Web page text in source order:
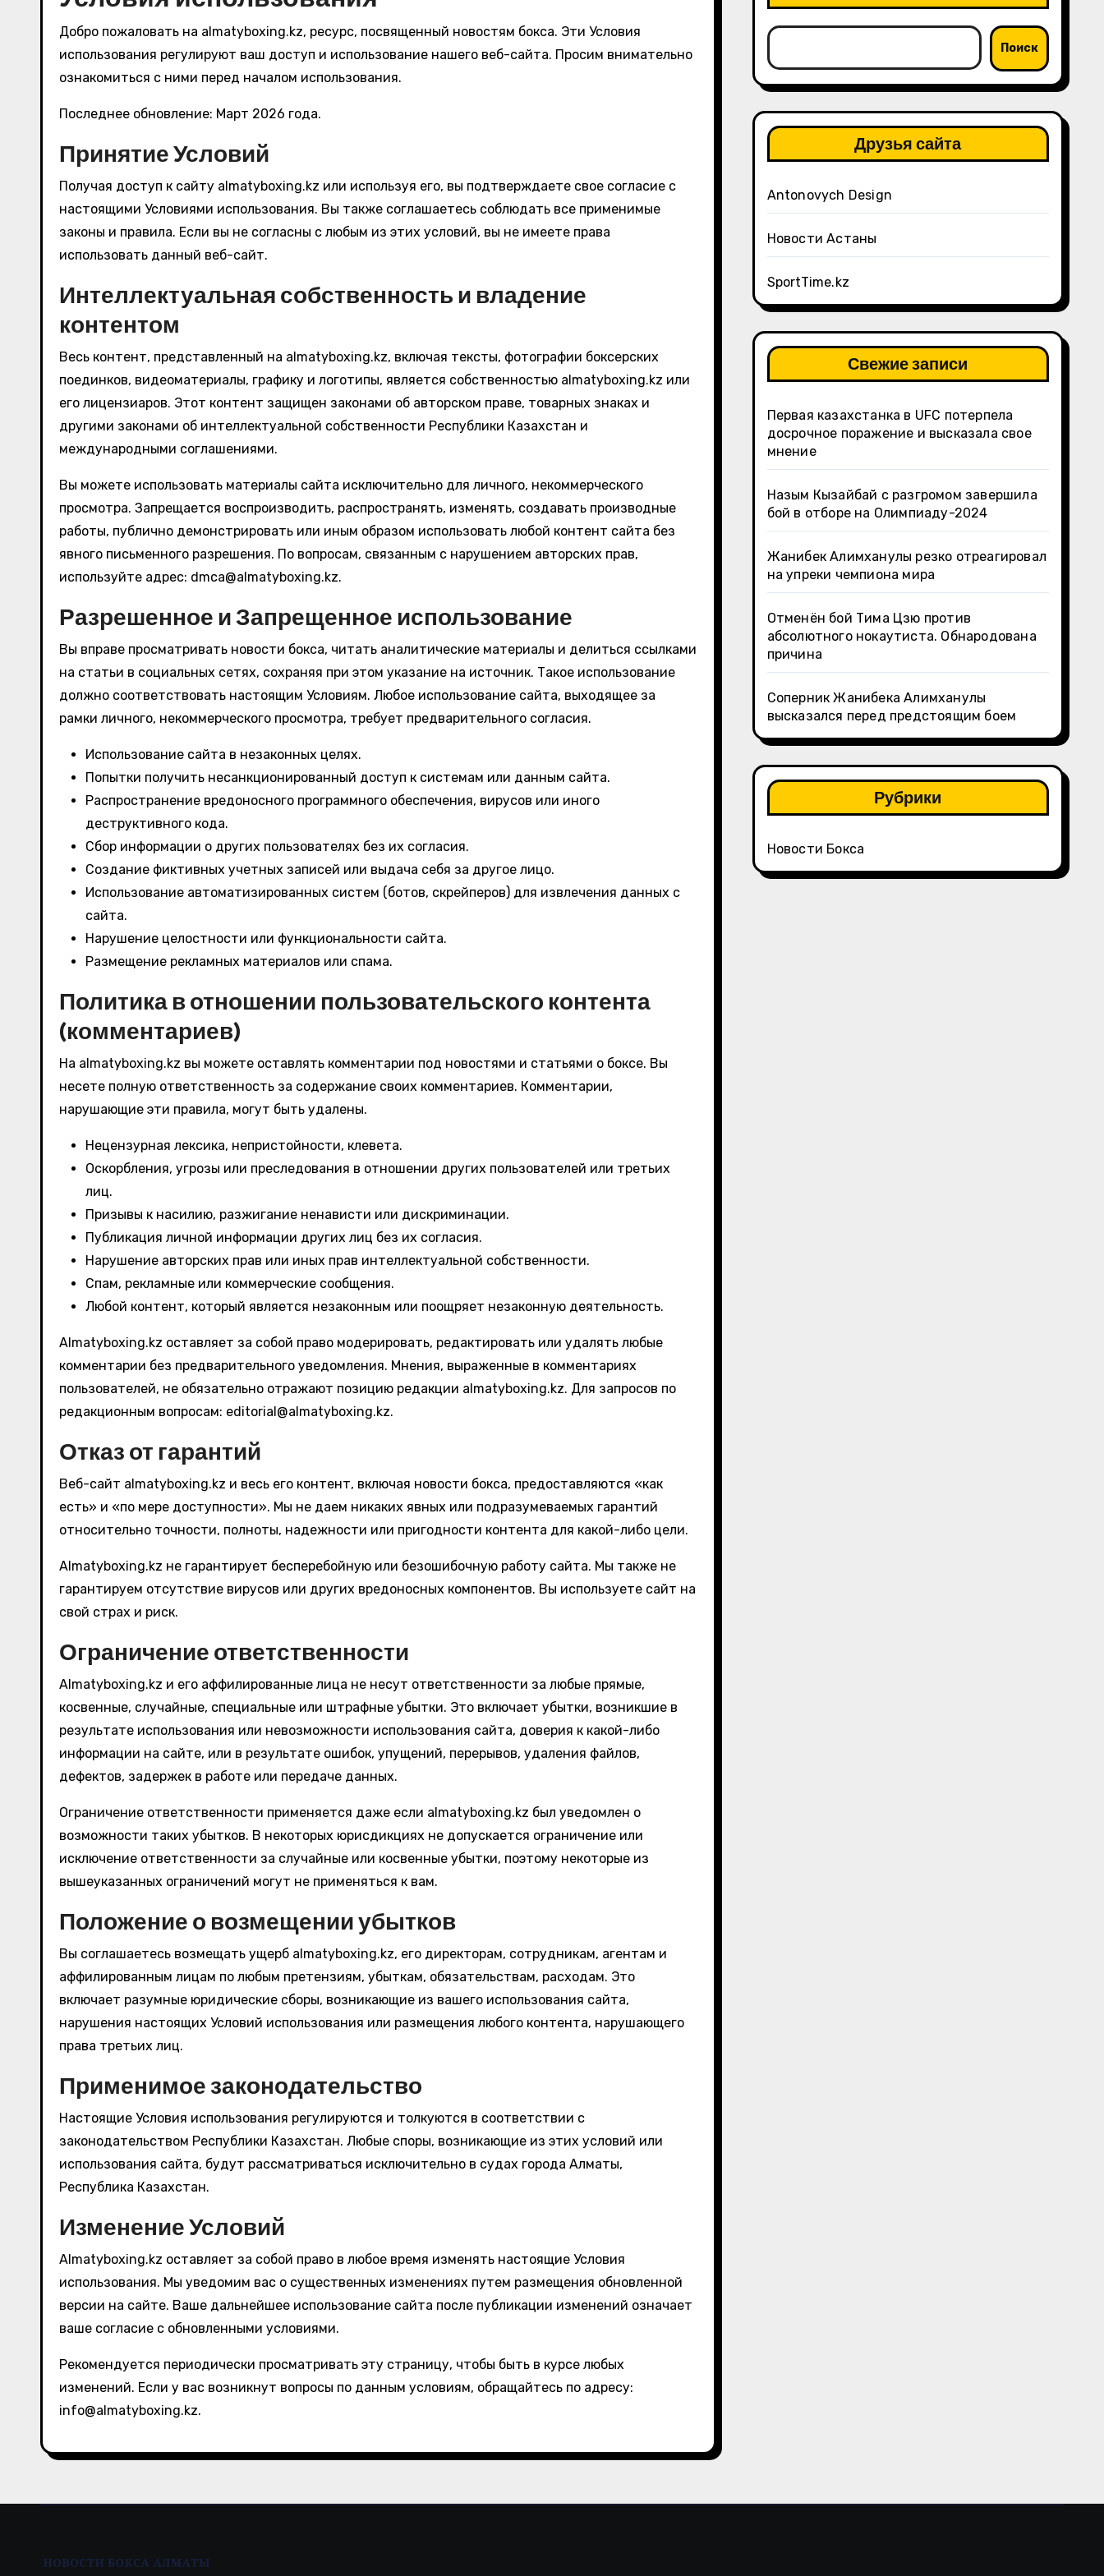
Добро пожаловать на almatyboxing.kz, ресурс, посвященный новостям бокса. Эти Условия
использования регулируют ваш доступ и использование нашего веб-сайта. Просим внимательно
ознакомиться с ними перед началом использования.
Последнее обновление: Март 2026 года.
Принятие Условий
Получая доступ к сайту almatyboxing.kz или используя его, вы подтверждаете свое согласие с
настоящими Условиями использования. Вы также соглашаетесь соблюдать все применимые
законы и правила. Если вы не согласны с любым из этих условий, вы не имеете права
использовать данный веб-сайт.
Интеллектуальная собственность и владение
контентом
Весь контент, представленный на almatyboxing.kz, включая тексты, фотографии боксерских
поединков, видеоматериалы, графику и логотипы, является собственностью almatyboxing.kz или
его лицензиаров. Этот контент защищен законами об авторском праве, товарных знаках и
другими законами об интеллектуальной собственности Республики Казахстан и
международными соглашениями.
Вы можете использовать материалы сайта исключительно для личного, некоммерческого
просмотра. Запрещается воспроизводить, распространять, изменять, создавать производные
работы, публично демонстрировать или иным образом использовать любой контент сайта без
явного письменного разрешения. По вопросам, связанным с нарушением авторских прав,
используйте адрес: dmca@almatyboxing.kz.
Разрешенное и Запрещенное использование
Вы вправе просматривать новости бокса, читать аналитические материалы и делиться ссылками
на статьи в социальных сетях, сохраняя при этом указание на источник. Такое использование
должно соответствовать настоящим Условиям. Любое использование сайта, выходящее за
рамки личного, некоммерческого просмотра, требует предварительного согласия.
Использование сайта в незаконных целях.
Попытки получить несанкционированный доступ к системам или данным сайта.
Распространение вредоносного программного обеспечения, вирусов или иного
деструктивного кода.
Сбор информации о других пользователях без их согласия.
Создание фиктивных учетных записей или выдача себя за другое лицо.
Использование автоматизированных систем (ботов, скрейперов) для извлечения данных с
сайта.
Нарушение целостности или функциональности сайта.
Размещение рекламных материалов или спама.
Политика в отношении пользовательского контента
(комментариев)
На almatyboxing.kz вы можете оставлять комментарии под новостями и статьями о боксе. Вы
несете полную ответственность за содержание своих комментариев. Комментарии,
нарушающие эти правила, могут быть удалены.
Нецензурная лексика, непристойности, клевета.
Оскорбления, угрозы или преследования в отношении других пользователей или третьих
лиц.
Призывы к насилию, разжигание ненависти или дискриминации.
Публикация личной информации других лиц без их согласия.
Нарушение авторских прав или иных прав интеллектуальной собственности.
Спам, рекламные или коммерческие сообщения.
Любой контент, который является незаконным или поощряет незаконную деятельность.
Almatyboxing.kz оставляет за собой право модерировать, редактировать или удалять любые
комментарии без предварительного уведомления. Мнения, выраженные в комментариях
пользователей, не обязательно отражают позицию редакции almatyboxing.kz. Для запросов по
редакционным вопросам: editorial@almatyboxing.kz.
Отказ от гарантий
Веб-сайт almatyboxing.kz и весь его контент, включая новости бокса, предоставляются «как
есть» и «по мере доступности». Мы не даем никаких явных или подразумеваемых гарантий
относительно точности, полноты, надежности или пригодности контента для какой-либо цели.
Almatyboxing.kz не гарантирует бесперебойную или безошибочную работу сайта. Мы также не
гарантируем отсутствие вирусов или других вредоносных компонентов. Вы используете сайт на
свой страх и риск.
Ограничение ответственности
Almatyboxing.kz и его аффилированные лица не несут ответственности за любые прямые,
косвенные, случайные, специальные или штрафные убытки. Это включает убытки, возникшие в
результате использования или невозможности использования сайта, доверия к какой-либо
информации на сайте, или в результате ошибок, упущений, перерывов, удаления файлов,
дефектов, задержек в работе или передаче данных.
Ограничение ответственности применяется даже если almatyboxing.kz был уведомлен о
возможности таких убытков. В некоторых юрисдикциях не допускается ограничение или
исключение ответственности за случайные или косвенные убытки, поэтому некоторые из
вышеуказанных ограничений могут не применяться к вам.
Положение о возмещении убытков
Вы соглашаетесь возмещать ущерб almatyboxing.kz, его директорам, сотрудникам, агентам и
аффилированным лицам по любым претензиям, убыткам, обязательствам, расходам. Это
включает разумные юридические сборы, возникающие из вашего использования сайта,
нарушения настоящих Условий использования или размещения любого контента, нарушающего
права третьих лиц.
Применимое законодательство
Настоящие Условия использования регулируются и толкуются в соответствии с
законодательством Республики Казахстан. Любые споры, возникающие из этих условий или
использования сайта, будут рассматриваться исключительно в судах города Алматы,
Республика Казахстан.
Изменение Условий
Almatyboxing.kz оставляет за собой право в любое время изменять настоящие Условия
использования. Мы уведомим вас о существенных изменениях путем размещения обновленной
версии на сайте. Ваше дальнейшее использование сайта после публикации изменений означает
ваше согласие с обновленными условиями.
Рекомендуется периодически просматривать эту страницу, чтобы быть в курсе любых
изменений. Если у вас возникнут вопросы по данным условиям, обращайтесь по адресу:
info@almatyboxing.kz.
Поиск
Друзья сайта
Antonovych Design
Новости Астаны
SportTime.kz
Свежие записи
Первая казахстанка в UFC потерпела
досрочное поражение и высказала свое
мнение
Назым Кызайбай с разгромом завершила
бой в отборе на Олимпиаду-2024
Жанибек Алимханулы резко отреагировал
на упреки чемпиона мира
Отменён бой Тима Цзю против
абсолютного нокаутиста. Обнародована
причина
Соперник Жанибека Алимханулы
высказался перед предстоящим боем
Рубрики
Новости Бокса